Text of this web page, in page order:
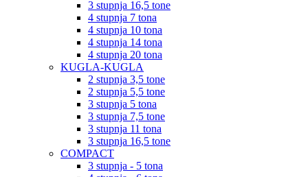
3 stupnja 16,5 tone
4 stupnja 7 tona
4 stupnja 10 tona
4 stupnja 14 tona
4 stupnja 20 tona
KUGLA-KUGLA
2 stupnja 3,5 tone
2 stupnja 5,5 tone
3 stupnja 5 tona
3 stupnja 7,5 tone
3 stupnja 11 tona
3 stupnja 16,5 tone
COMPACT
3 stupnja - 5 tona